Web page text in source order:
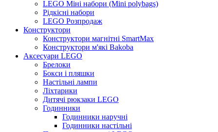
LEGO Міні набори (Mini polybags)
Рідкісні набори
LEGO Розпродаж
Конструктори
Конструктори магнітні SmartMax
Конструктори м'які Bakoba
Аксесуари LEGO
Брелоки
Бокси і пляшки
Настільні лампи
Ліхтарики
Дитячі рюкзаки LEGO
Годинники
Годинники наручні
Годинники настільні